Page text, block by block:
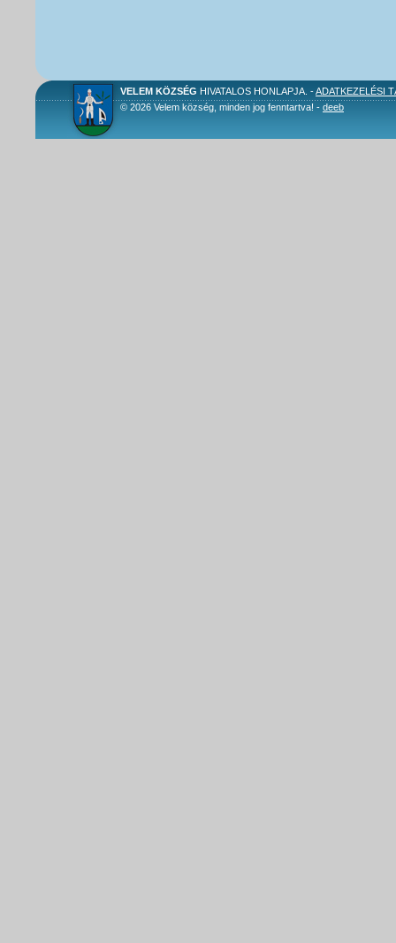
VELEM KÖZSÉG HIVATALOS HONLAPJA. -ADATKEZELÉSI
© 2026 Velem község, minden jog fenntartva! - deeb